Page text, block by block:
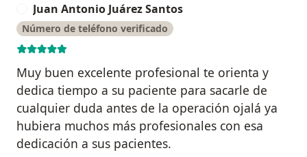
Juan Antonio Juárez Santos
Número de teléfono verificado
Muy buen excelente profesional te orienta y
dedica tiempo a su paciente para sacarle de
cualquier duda antes de la operación ojalá ya
hubiera muchos más profesionales con esa
dedicación a sus pacientes.